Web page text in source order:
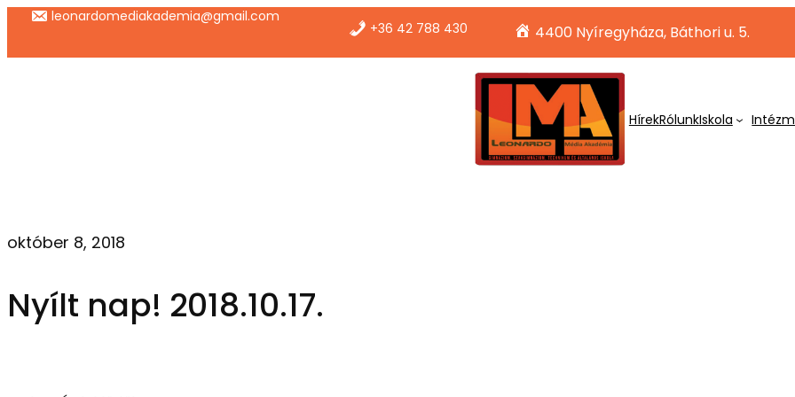
Ugrás
leonardomediakademia@gmail.com
+36 42 788 430 4400 Nyíregyháza, Báthori u. 5.
HírekRólunkIskola
október 8, 2018
Nyílt nap! 2018.10.17.